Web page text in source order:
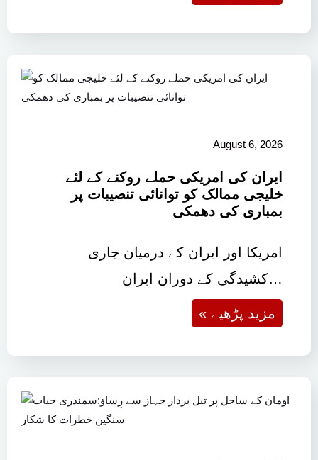
August 6, 2026
ایران کی امریکی حملے روکنے کے لئے
خلیجی ممالک کو توانائی تنصیبات پر
بمباری کی دھمکی
امریکا اور ایران کے درمیان جاری
کشیدگی کے دوران ایران…
« مزید پڑھیے